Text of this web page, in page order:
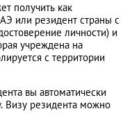
получить как
или резидент страны с
личности) и
учреждена на
с территории
вы автоматически
Визу резидента можно